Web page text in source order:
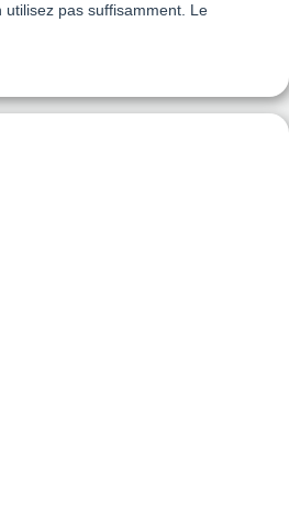
utilisez pas suffisamment. Le